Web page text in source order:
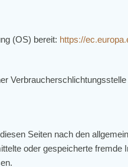
(OS) bereit: https://
Seiten nach den
oder gespeicherte fremde